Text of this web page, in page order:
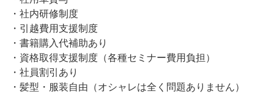
・社内研修制度
・引越費用支援制度
・書籍購入代補助あり
・資格取得支援制度（各種セミナー費用負担）
・社員割引あり
・髪型・服装自由（オシャレは全く問題ありません）